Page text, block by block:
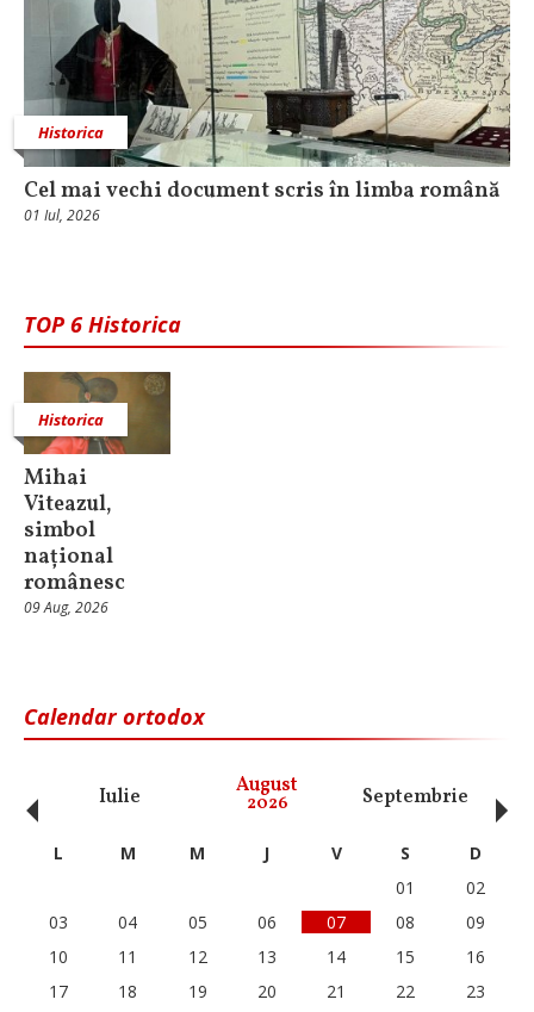
Historica
Cel mai vechi document scris în limba română
01 Iul, 2026
TOP 6 Historica
Historica
Mihai
Viteazul,
simbol
național
românesc
09 Aug, 2026
Calendar ortodox
Iulie August
2026 Septembrie
‹ L M M J V S
D
01
02
03
04 05 06 07 08
09
10
11 12 13 14 15
16
17
18 19 20 21 22
23